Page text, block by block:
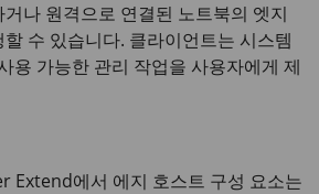
나 원격으로 연결된 노트북의 엣지
수 있습니다. 클라이언트는 시스템
용 가능한 관리 작업을 사용자에게 제
Extend에서 에지 호스트 구성 요소는